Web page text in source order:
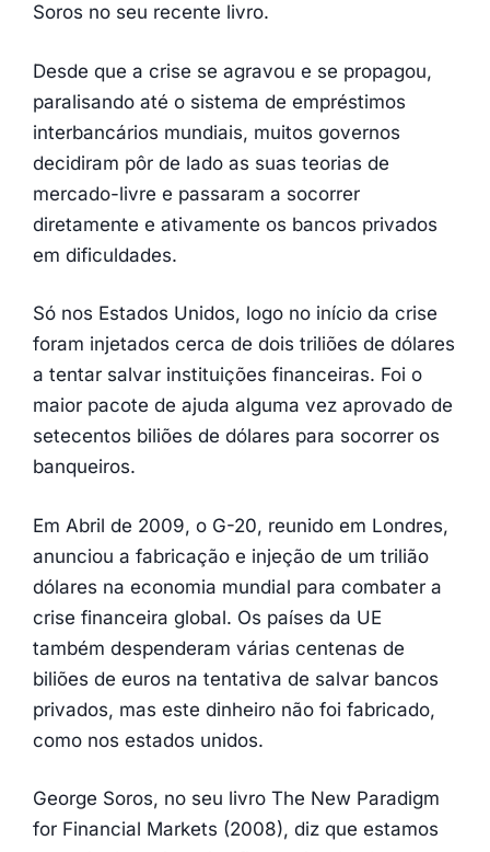
Soros no seu recente livro.
Desde que a crise se agravou e se propagou,
paralisando até o sistema de empréstimos
interbancários mundiais, muitos governos
decidiram pôr de lado as suas teorias de
mercado-livre e passaram a socorrer
diretamente e ativamente os bancos privados
em dificuldades.
Só nos Estados Unidos, logo no início da crise
foram injetados cerca de dois triliões de dólares
a tentar salvar instituições financeiras. Foi o
maior pacote de ajuda alguma vez aprovado de
setecentos biliões de dólares para socorrer os
banqueiros.
Em Abril de 2009, o G-20, reunido em Londres,
anunciou a fabricação e injeção de um trilião
dólares na economia mundial para combater a
crise financeira global. Os países da UE
também despenderam várias centenas de
biliões de euros na tentativa de salvar bancos
privados, mas este dinheiro não foi fabricado,
como nos estados unidos.
George Soros, no seu livro The New Paradigm
for Financial Markets (2008), diz que estamos